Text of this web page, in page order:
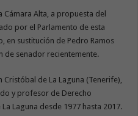
Alta, a propuesta del
por el Parlamento de esta
en sustitución de Pedro Ramos
de senador recientemente.
de La Laguna (Tenerife),
y profesor de Derecho
Laguna desde 1977 hasta 2017.